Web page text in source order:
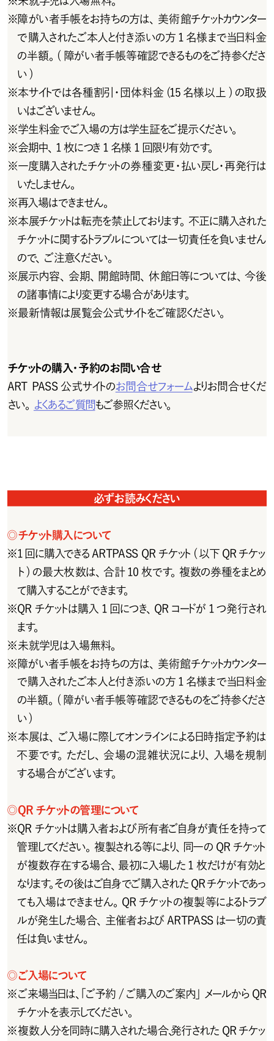
※障がい者手帳をお持ちの方は、美術館チケットカウンター
で購入されたご本人と付き添いの方 1 名様まで当日料金
の半 額 。( 障 がい 者手 帳 等 確 認できるものをご 持 参くださ
い)
※本サイトでは各種割引・団体料金 (15 名様以上 )の取扱
いはございません。
※学生料金でご入場の方は学生証をご提示ください。
※会 期中、1 枚につき 1 名様 1 回限り有 効です。
※一 度 購 入 さ れ た チ ケ ット の 券 種 変 更・ 払 い 戻 し・ 再 発 行 は
いたしません 。
※再入 場はできません 。
※本 展チケットは転 売を禁止しております。不正に購入された
チケットに関するトラブルについては一切責任を負いません
ので、ご 注 意ください 。
※展 示 内 容 、会 期 、開 館 時 間 、休 館日等については 、今 後
の諸事情により変更する場合があります。
※最 新 情 報 は 展 覧 会 公 式 サ イト をご 確 認 くだ さ い 。
チケットの購入・予約のお問い合せ
ART PASS 公式サイトのお問 合 せフォームよりお 問 合 せくだ
さい。 よくあるご 質 問もご参 照ください。
必ずお読みください
◎チ ケット購 入 について
※1 回に購入できる ARTPASS QR チケット( 以下 QR チケッ
ト)の最大枚数は、合計10枚です。複数の券種をまとめ
て購入することができます。
※QRチケットは購入1回につき、QRコードが1つ発行され
ます。
※未就学児は入場無料。
※障 が い 者 手 帳 をお 持 ち の 方 は 、美 術 館 チ ケットカウンター
で購入されたご本人と付き添いの方 1 名様まで当日料金
の半額。( 障がい者手帳等確認できるものをご持参くださ
い)
※本展は、ご入場に際してオンラインによる日時指定予約は
不要です。ただし、会場の混雑状況により、入場を規制
する場合がございます。
◎Q R チ ケットの 管 理 について
※QRチケットは購入者および所有者ご自身が責任を持って
管 理してください 。複 製 され る 等 により、同 一 の Q R チ ケット
が 複 数存在する場 合、最初に入場した 1 枚だけが有効と
なりま す 。そ の 後 は ご 自 身 で ご 購 入 さ れ た Q R チ ケ ットで あ っ
ても入場はできません。QR チケットの複製等によるトラブ
ルが発生した場合、主催者およびARTPASSは一切の責
任は負いません。
◎ご入場について
※ご 来 場 当 日 は 、「 ご 予 約 / ご 購 入 の ご 案 内 」 メ ー ル か ら Q R
チ ケットを 表 示してください 。
※複数人分を同時に購入された場合、発行された QR チケッ